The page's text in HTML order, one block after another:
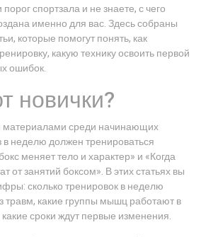
спортзала и не знаете, с чего
именно для вас. Здесь собраны
которые помогут понять, как
какую технику освоить первой
ошибок.
новички?
среди начинающих
в неделю должен тренироваться
меняет тело и характер» и «Когда
от занятий боксом». В этих статьях вы
сколько тренировок в неделю
травм, какие группы мышц работают в
сроки ждут первые изменения.